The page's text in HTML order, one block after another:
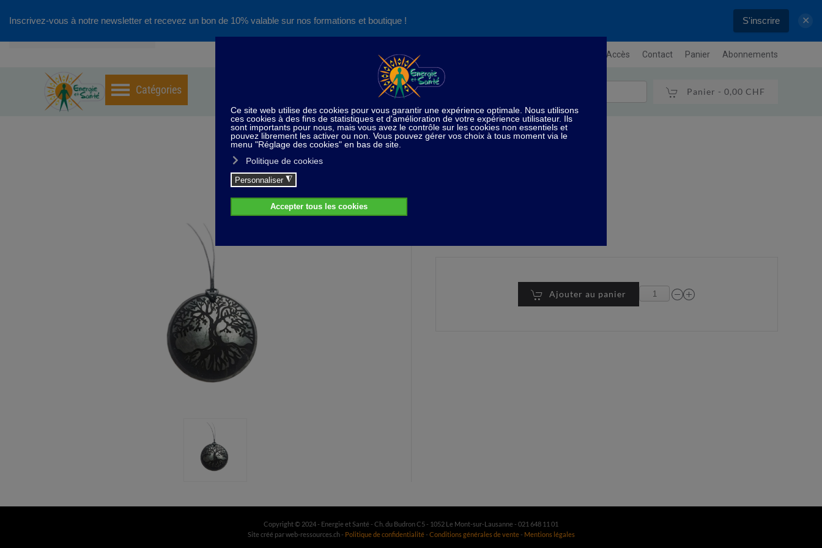
Inscrivez-vous à notre newsletter et recevez un bon de 10% valable sur nos formations et boutique ! S'inscrire ✕
Nos produits succès Plan / Accès Contact Panier Abonnements
Découvrez aussi notre site de
consultations et de formations
Panier - 0,00 CHF
Home Electrosmog Pendentif Shungite 30 mm - gravé "arbre de vie"
Pendentif Shungite 30 mm - gravé "arbre de vie"
Ajouter au panier
Copyright © 2024 - Energie et Santé - Ch. du Budron C5 - 1052 Le Mont-sur-Lausanne - 021 648 11 01
Site créé par web-ressources.ch - Politique de confidentialité- Conditions générales de vente- Mentions légales